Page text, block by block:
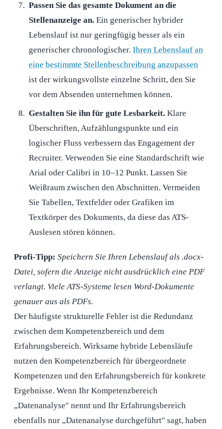
Passen Sie das gesamte Dokument an die
Stellenanzeige an.Ein generischer hybrider
Lebenslauf ist nur geringfügig besser als ein
generischer chronologischer. Ihren Lebenslauf an
eine bestimmte Stellenbeschreibung anzupassen
ist der wirkungsvollste einzelne Schritt, den Sie
vor dem Absenden unternehmen können.
Gestalten Sie ihn für gute Lesbarkeit.Klare
Überschriften, Aufzählungspunkte und ein
logischer Fluss verbessern das Engagement der
Recruiter. Verwenden Sie eine Standardschrift wie
Arial oder Calibri in 10–12 Punkt. Lassen Sie
Weißraum zwischen den Abschnitten. Vermeiden
Sie Tabellen, Textfelder oder Grafiken im
Textkörper des Dokuments, da diese das ATS-
Auslesen stören können.
Profi-Tipp: Speichern Sie Ihren Lebenslauf als .docx-
Datei, sofern die Anzeige nicht ausdrücklich eine PDF
verlangt. Viele ATS-Systeme lesen Word-Dokumente
genauer aus als PDFs.
Der häufigste strukturelle Fehler ist die Redundanz
zwischen dem Kompetenzbereich und dem
Erfahrungsbereich. Wirksame hybride Lebensläufe
nutzen den Kompetenzbereich für übergeordnete
Kompetenzen und den Erfahrungsbereich für konkrete
Ergebnisse. Wenn Ihr Kompetenzbereich
„Datenanalyse" nennt und Ihr Erfahrungsbereich
ebenfalls nur „Datenanalyse durchgeführt" sagt, haben